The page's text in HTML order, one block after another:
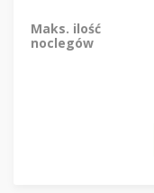
Maks. ilość
noclegów